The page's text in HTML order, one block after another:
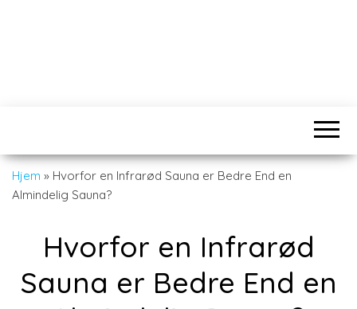
Hjem » Hvorfor en Infrarød Sauna er Bedre End en
Almindelig Sauna?
Hvorfor en Infrarød
Sauna er Bedre End en